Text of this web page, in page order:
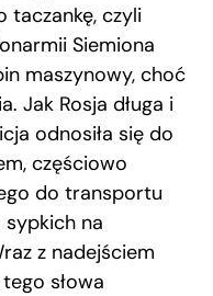
taczankę, czyli
Siemiona
maszynowy, choć
Jak Rosja długa i
odnosiła się do
częściowo
do transportu
na
z nadejściem
słowa